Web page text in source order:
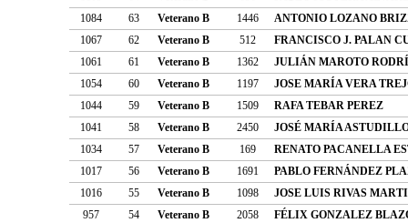
1084
63 Veterano B 1446
ANTONIO LOZANO
1067
62 Veterano B 512
FRANCISCO J. PALAN
1061
61 Veterano B 1362
JULIÁN MAROTO
1054
60 Veterano B 1197
JOSE MARÍA VERA
1044
59 Veterano B 1509
RAFA TEBAR PEREZ
1041
58 Veterano B 2450
JOSÉ MARÍA
1034
57 Veterano B 169
RENATO PACANELLA
1017
56 Veterano B 1691
PABLO FERNÁNDEZ
1016
55 Veterano B 1098
JOSE LUIS RIVAS
957
54 Veterano B 2058
FÉLIX GONZALEZ